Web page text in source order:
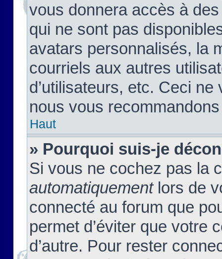
vous donnera accès à
qui ne sont pas
avatars personnalisés, la
courriels aux autres
d’utilisateurs, etc. Ceci
nous vous
Haut
» Pourquoi suis-je
Si vous ne cochez pas la
automatiquementlors de
connecté au forum que
permet d’éviter que votre
d’autre. Pour rester